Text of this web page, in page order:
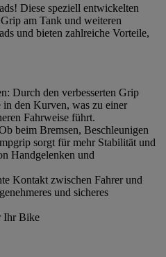
Diese speziell entwickelten
am Tank und weiteren
und bieten zahlreiche Vorteile,
Durch den verbesserten Grip
den Kurven, was zu einer
Fahrweise führt.
beim Bremsen, Beschleunigen
sorgt für mehr Stabilität und
Handgelenken und
Kontakt zwischen Fahrer und
und sicheres
Ihr Bike